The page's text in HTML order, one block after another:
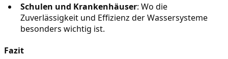
Schulen und Krankenhäuser: Wo die
Zuverlässigkeit und Effizienz der Wassersysteme
besonders wichtig ist.
Fazit